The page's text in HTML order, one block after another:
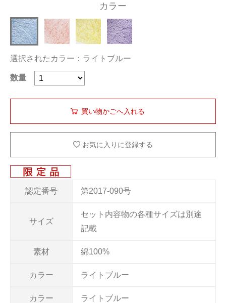
大量購入・法人向けの購入の方は
お問い合わせ
認定番号 第2017-090号
サイズ
セット内容物の各種サイズは別途
記載
素材 綿100%
カラー ライトブルー
カラー ライトブルー
カラー
選択されたカラー：ライトブルー
数量
お気に入りに登録する